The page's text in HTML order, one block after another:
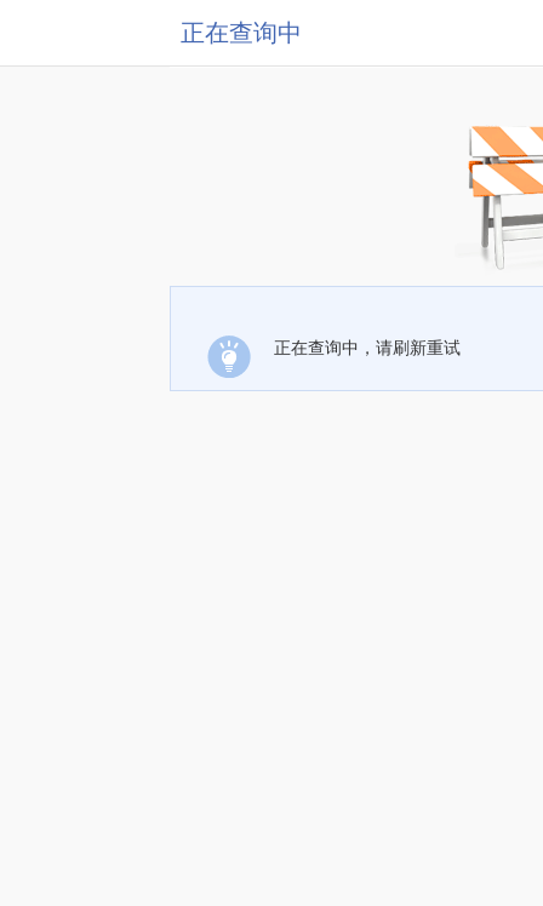
正在查询中
正在查询中，请刷新重试